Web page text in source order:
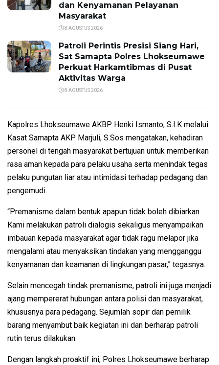
dan Kenyamanan Pelayanan
Masyarakat
8 AGUSTUS 2026
Patroli Perintis Presisi Siang Hari,
Sat Samapta Polres Lhokseumawe
Perkuat Harkamtibmas di Pusat
Aktivitas Warga
8 AGUSTUS 2026
Kapolres Lhokseumawe AKBP Henki Ismanto, S.I.K melalui
Kasat Samapta AKP Marjuli, S.Sos mengatakan, kehadiran
personel di tengah masyarakat bertujuan untuk memberikan
rasa aman kepada para pelaku usaha serta menindak tegas
pelaku pungutan liar atau intimidasi terhadap pedagang dan
pengemudi.
“Premanisme dalam bentuk apapun tidak boleh dibiarkan.
Kami melakukan patroli dialogis sekaligus menyampaikan
imbauan kepada masyarakat agar tidak ragu melapor jika
mengalami atau menyaksikan tindakan yang mengganggu
kenyamanan dan keamanan di lingkungan pasar,” tegasnya.
Selain mencegah tindak premanisme, patroli ini juga menjadi
ajang mempererat hubungan antara polisi dan masyarakat,
khususnya para pedagang. Sejumlah sopir dan pemilik
barang menyambut baik kegiatan ini dan berharap patroli
rutin terus dilakukan.
Dengan langkah proaktif ini, Polres Lhokseumawe berharap